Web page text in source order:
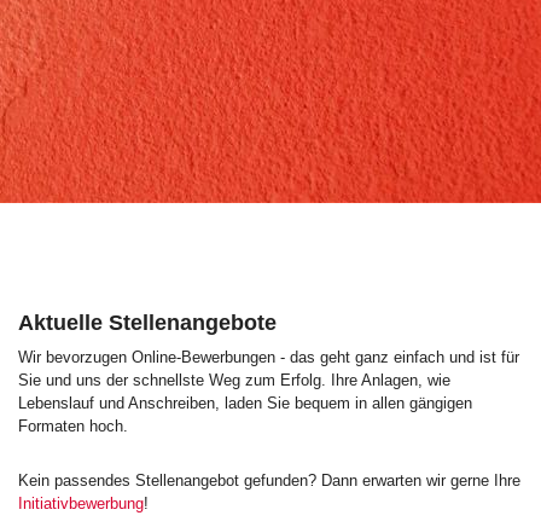
Aktuelle Stellenangebote
Wir bevorzugen Online-Bewerbungen - das geht ganz einfach und ist für
Sie und uns der schnellste Weg zum Erfolg. Ihre Anlagen, wie
Lebenslauf und Anschreiben, laden Sie bequem in allen gängigen
Formaten hoch.
Kein passendes Stellenangebot gefunden? Dann erwarten wir gerne Ihre
Initiativbewerbung!